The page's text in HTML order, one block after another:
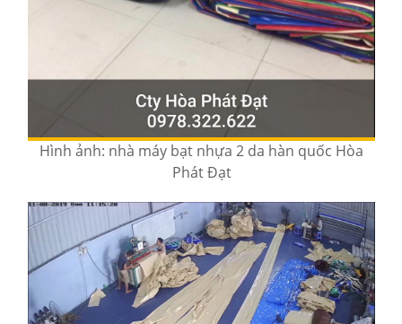
Hình ảnh: nhà máy bạt nhựa 2 da hàn quốc Hòa
Phát Đạt